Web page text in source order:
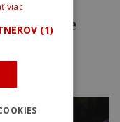
Madeire
viac
(1)